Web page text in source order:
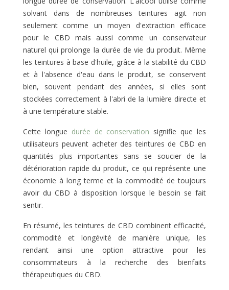
solvant dans de nombreuses teintures agit non
seulement comme un moyen d'extraction efficace
pour le CBD mais aussi comme un conservateur
naturel qui prolonge la durée de vie du produit. Même
les teintures à base d'huile, grâce à la stabilité du CBD
et à l'absence d'eau dans le produit, se conservent
bien, souvent pendant des années, si elles sont
stockées correctement à l'abri de la lumière directe et
à une température stable.
Cette longue durée de conservation signifie que les
utilisateurs peuvent acheter des teintures de CBD en
quantités plus importantes sans se soucier de la
détérioration rapide du produit, ce qui représente une
économie à long terme et la commodité de toujours
avoir du CBD à disposition lorsque le besoin se fait
sentir.
En résumé, les teintures de CBD combinent efficacité,
commodité et longévité de manière unique, les
rendant ainsi une option attractive pour les
consommateurs à la recherche des bienfaits
thérapeutiques du CBD.